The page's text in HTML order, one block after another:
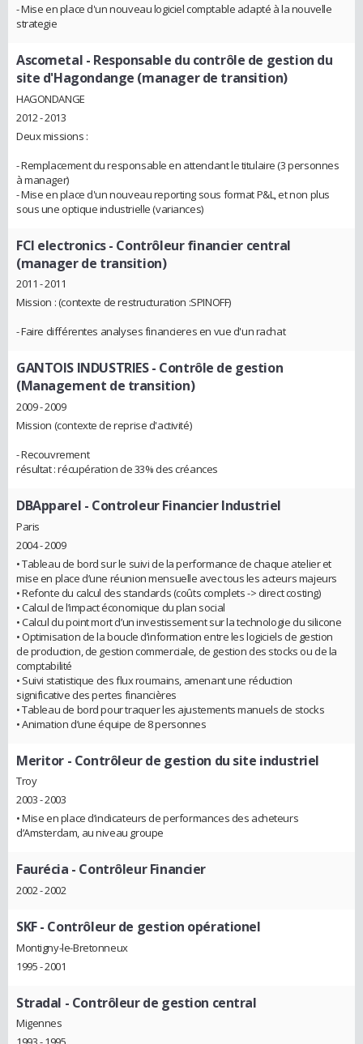
- Mise en place d'un nouveau logiciel comptable adapté à la nouvelle
strategie
Ascometal - Responsable du contrôle de gestion du
site d'Hagondange (manager de transition)
HAGONDANGE
2012 - 2013
Deux missions :
- Remplacement du responsable en attendant le titulaire (3 personnes
à manager)
- Mise en place d'un nouveau reporting sous format P&L, et non plus
sous une optique industrielle (variances)
FCI electronics- Contrôleur financier central
(manager de transition)
2011 - 2011
Mission : (contexte de restructuration :SPINOFF)
- Faire différentes analyses financieres en vue d'un rachat
GANTOIS INDUSTRIES- Contrôle de gestion
(Management de transition)
2009 - 2009
Mission (contexte de reprise d'activité)
- Recouvrement
résultat : récupération de 33% des créances
DBApparel - Controleur Financier Industriel
Paris
2004 - 2009
• Tableau de bord sur le suivi de la performance de chaque atelier et
mise en place d’une réunion mensuelle avec tous les acteurs majeurs
• Refonte du calcul des standards (coûts complets -> direct costing)
• Calcul de l’impact économique du plan social
• Calcul du point mort d’un investissement sur la technologie du silicone
• Optimisation de la boucle d’information entre les logiciels de gestion
de production, de gestion commerciale, de gestion des stocks ou de la
comptabilité
• Suivi statistique des flux roumains, amenant une réduction
significative des pertes financières
• Tableau de bord pour traquer les ajustements manuels de stocks
• Animation d’une équipe de 8 personnes
Meritor - Contrôleur de gestion du site industriel
Troy
2003 - 2003
• Mise en place d’indicateurs de performances des acheteurs
d’Amsterdam, au niveau groupe
Faurécia - Contrôleur Financier
2002 - 2002
SKF- Contrôleur de gestion opérationel
Montigny-le-Bretonneux
1995 - 2001
Stradal - Contrôleur de gestion central
Migennes